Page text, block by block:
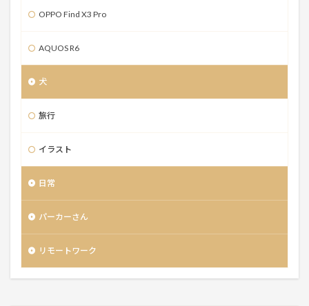
OPPO Find X3 Pro
AQUOS R6
犬
旅行
イラスト
日常
パーカーさん
リモートワーク